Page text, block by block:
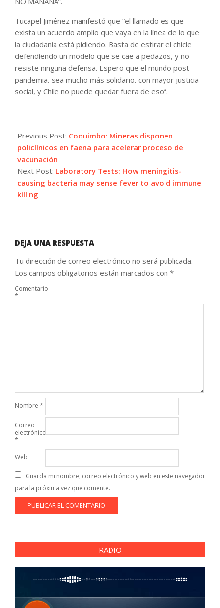
Tucapel Jiménez manifestó que “el llamado es que
exista un acuerdo amplio que vaya en la línea de lo que
la ciudadanía está pidiendo. Basta de estirar el chicle
defendiendo un modelo que se cae a pedazos, y no
resiste ninguna defensa. Espero que el mundo post
pandemia, sea mucho más solidario, con mayor justicia
social, y Chile no puede quedar fuera de eso”.
05-
01
Previous Post: Coquimbo: Mineras disponen
policlínicos en faena para acelerar proceso de
vacunación
Next Post: Laboratory Tests: How meningitis-
causing bacteria may sense fever to avoid immune
killing
DEJA UNA RESPUESTA
Tu dirección de correo electrónico no será publicada.
Los campos obligatorios están marcados con *
Comentario
*
Nombre *
Correo
electrónico
*
Web
Guarda mi nombre, correo electrónico y web en este navegador
para la próxima vez que comente.
RADIO